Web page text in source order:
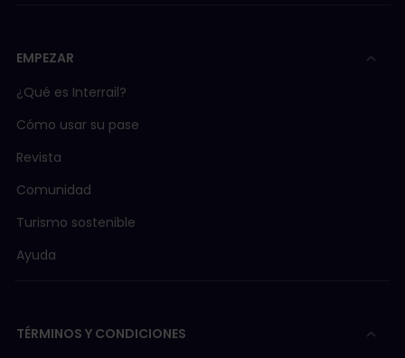
EMPEZAR
¿Qué es Interrail?
Cómo usar su pase
Revista
Comunidad
Turismo sostenible
Ayuda
TÉRMINOS Y CONDICIONES